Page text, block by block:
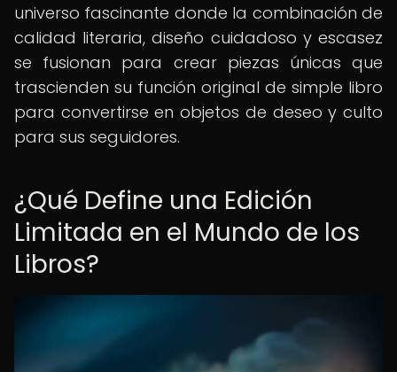
universo fascinante donde la combinación de
calidad literaria, diseño cuidadoso y escasez
se fusionan para crear piezas únicas que
trascienden su función original de simple libro
para convertirse en objetos de deseo y culto
para sus seguidores.
¿Qué Define una Edición
Limitada en el Mundo de los
Libros?